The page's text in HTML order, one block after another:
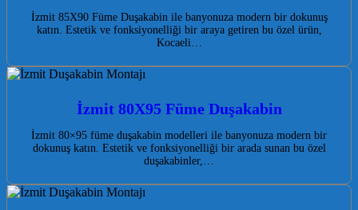
İzmit 85X90 Füme Duşakabin ile banyonuza modern bir dokunuş
katın. Estetik ve fonksiyonelliği bir araya getiren bu özel ürün,
Kocaeli…
İzmit 80X95 Füme Duşakabin
İzmit 80×95 füme duşakabin modelleri ile banyonuza modern bir
dokunuş katın. Estetik ve fonksiyonelliği bir arada sunan bu özel
duşakabinler,…